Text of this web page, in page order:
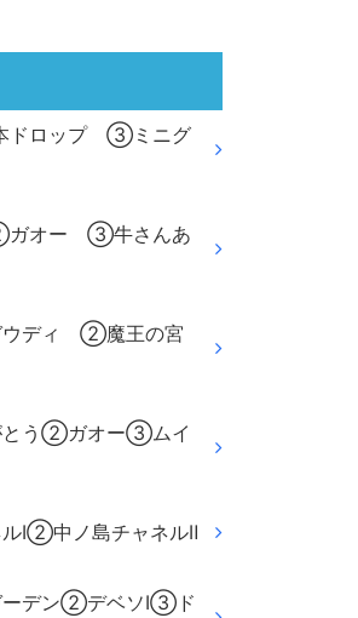
ロップ ③ミニグ
オー ③牛さんあ
ディ ②魔王の宮
う②ガオー③ムイ
Ⅰ②中ノ島チャネルⅡ
デン②デベソⅠ③ド